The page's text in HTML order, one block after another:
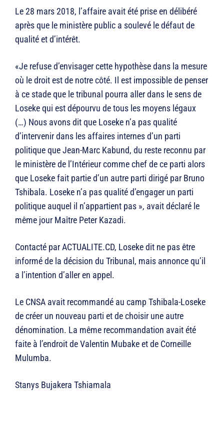
Le 28 mars 2018, l’affaire avait été prise en délibéré
après que le ministère public a soulevé le défaut de
qualité et d’intérêt.
«Je refuse d’envisager cette hypothèse dans la mesure
où le droit est de notre côté. Il est impossible de penser
à ce stade que le tribunal pourra aller dans le sens de
Loseke qui est dépourvu de tous les moyens légaux
(…) Nous avons dit que Loseke n’a pas qualité
d’intervenir dans les affaires internes d’un parti
politique que Jean-Marc Kabund, du reste reconnu par
le ministère de l’Intérieur comme chef de ce parti alors
que Loseke fait partie d’un autre parti dirigé par Bruno
Tshibala. Loseke n’a pas qualité d’engager un parti
politique auquel il n’appartient pas », avait déclaré le
même jour Maître Peter Kazadi.
Contacté par ACTUALITE.CD, Loseke dit ne pas être
informé de la décision du Tribunal, mais annonce qu’il
a l’intention d’aller en appel.
Le CNSA avait recommandé au camp Tshibala-Loseke
de créer un nouveau parti et de choisir une autre
dénomination. La même recommandation avait été
faite à l’endroit de Valentin Mubake et de Corneille
Mulumba.
Stanys Bujakera Tshiamala